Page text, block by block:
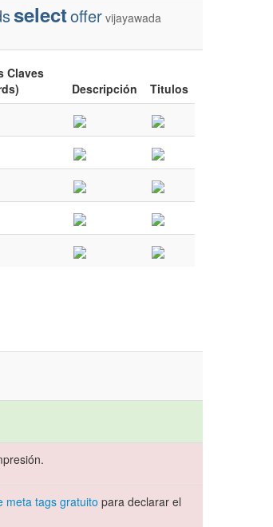
selectoffer vijayawada
Claves
Descripción
Titulos
meta tags gratuito para declarar el